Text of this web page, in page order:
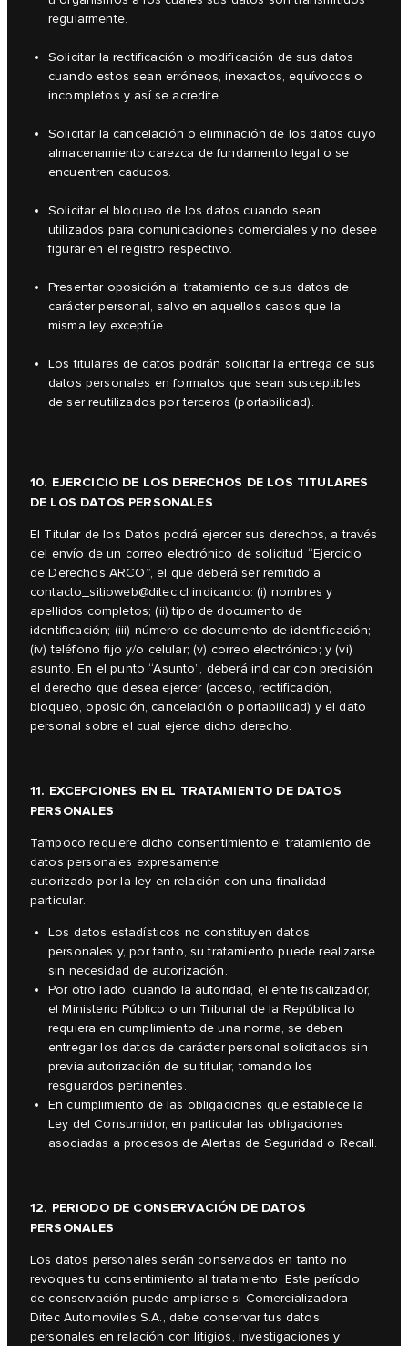
regularmente.
Solicitar la rectificación o modificación de sus datos
cuando estos sean erróneos, inexactos, equívocos o
incompletos y así se acredite.
Solicitar la cancelación o eliminación de los datos cuyo
almacenamiento carezca de fundamento legal o se
encuentren caducos.
Solicitar el bloqueo de los datos cuando sean
utilizados para comunicaciones comerciales y no desee
figurar en el registro respectivo.
Presentar oposición al tratamiento de sus datos de
carácter personal, salvo en aquellos casos que la
misma ley exceptúe.
Los titulares de datos podrán solicitar la entrega de sus
datos personales en formatos que sean susceptibles
de ser reutilizados por terceros (portabilidad).
10. EJERCICIO DE LOS DERECHOS DE LOS TITULARES
DE LOS DATOS PERSONALES
El Titular de los Datos podrá ejercer sus derechos, a través
del envío de un correo electrónico de solicitud “Ejercicio
de Derechos ARCO”, el que deberá ser remitido a
contacto_sitioweb@ditec.cl indicando: (i) nombres y
apellidos completos; (ii) tipo de documento de
identificación; (iii) número de documento de identificación;
(iv) teléfono fijo y/o celular; (v) correo electrónico; y (vi)
asunto. En el punto “Asunto”, deberá indicar con precisión
el derecho que desea ejercer (acceso, rectificación,
bloqueo, oposición, cancelación o portabilidad) y el dato
personal sobre el cual ejerce dicho derecho.
11. EXCEPCIONES EN EL TRATAMIENTO DE DATOS
PERSONALES
Tampoco requiere dicho consentimiento el tratamiento de
datos personales expresamente
autorizado por la ley en relación con una finalidad
particular.
Los datos estadísticos no constituyen datos
personales y, por tanto, su tratamiento puede realizarse
sin necesidad de autorización.
Por otro lado, cuando la autoridad, el ente fiscalizador,
el Ministerio Público o un Tribunal de la República lo
requiera en cumplimiento de una norma, se deben
entregar los datos de carácter personal solicitados sin
previa autorización de su titular, tomando los
resguardos pertinentes.
En cumplimiento de las obligaciones que establece la
Ley del Consumidor, en particular las obligaciones
asociadas a procesos de Alertas de Seguridad o Recall.
12. PERIODO DE CONSERVACIÓN DE DATOS
PERSONALES
Los datos personales serán conservados en tanto no
revoques tu consentimiento al tratamiento. Este período
de conservación puede ampliarse si Comercializadora
Ditec Automoviles S.A., debe conservar tus datos
personales en relación con litigios, investigaciones y